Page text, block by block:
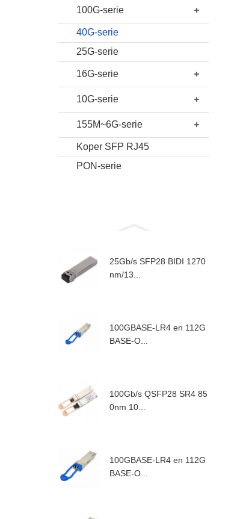
100G-serie
40G-serie
25G-serie
16G-serie
10G-serie
155M~6G-serie
Koper SFP RJ45
PON-serie
25Gb/s SFP28 BIDI 1270
nm/13...
100GBASE-LR4 en 112G
BASE-O...
100Gb/s QSFP28 SR4 85
0nm 10...
100GBASE-LR4 en 112G
BASE-O...